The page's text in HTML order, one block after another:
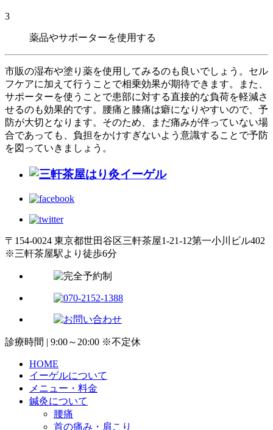
3
薬品やサポーターを使用する
市販の湿布や塗り薬を使用してみるのも良いでしょう。セル
フケアに加えて行うことで相乗効果が期待できます。また、
サポーターを使うことで患部に対する直接的な負荷を軽減さ
せるのも効果的です。腰痛と膝痛は癖になりやすいので、予
防が大切となります。そのため、まだ痛みが伴っていない場
合であっても、負担をかけすぎないよう意識することで予防
を図っていきましょう。
〒154-0024 東京都世田谷区三軒茶屋1-21-12第一小川ビル402
※三軒茶屋駅より徒歩6分
診療時間 | 9:00～20:00 ※不定休
HOME
イーゲルについて
メニュー・料金
鍼灸について
腰痛
首の痛み・肩こり